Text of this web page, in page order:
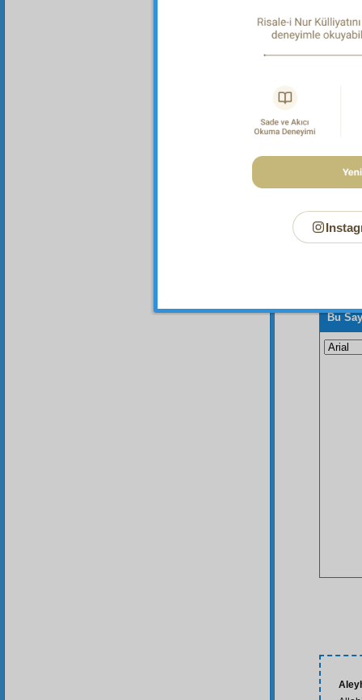
"Kulluk
Bu